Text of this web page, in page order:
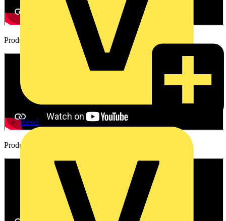
Rexel
Product Video
Product Video